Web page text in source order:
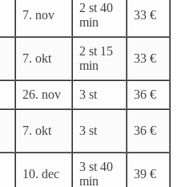
7. nov
2 st 40
min
33 €
7. okt
2 st 15
min
33 €
26. nov 3 st 36 €
7. okt 3 st 36 €
10. dec
3 st 40
min
39 €